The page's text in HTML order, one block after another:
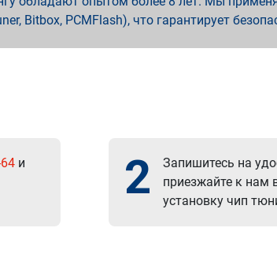
Bitbox, PCMFlash), что гарантирует
и
2
Запишитесь на
приезжайте к нам
установку чип